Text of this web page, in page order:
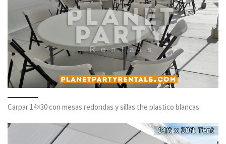
Carpar 14×30 con mesas redondas y sillas the plastico blancas